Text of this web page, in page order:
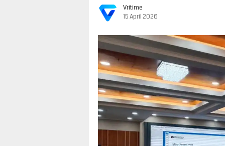
Vritime
15 April 2026